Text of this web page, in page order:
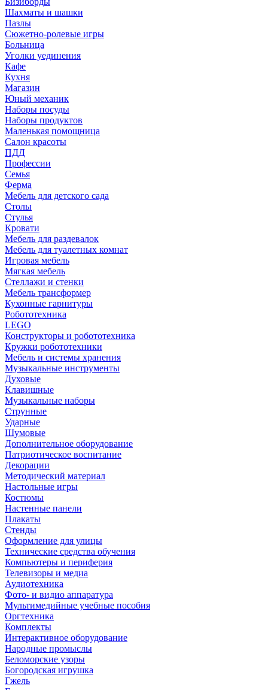
Шахматы и шашки
Пазлы
Сюжетно-ролевые игры
Больница
Уголки уединения
Кафе
Кухня
Магазин
Юный механик
Наборы посуды
Наборы продуктов
Маленькая помощница
Салон красоты
ПДД
Профессии
Семья
Ферма
Мебель для детского сада
Столы
Cтулья
Кровати
Мебель для раздевалок
Мебель для туалетных комнат
Игровая мебель
Мягкая мебель
Стеллажи и стенки
Мебель трансформер
Кухонные гарнитуры
Робототехника
LEGO
Конструкторы и робототехника
Кружки робототехники
Мебель и системы хранения
Музыкальные инструменты
Духовые
Клавишные
Музыкальные наборы
Струнные
Ударные
Шумовые
Дополнительное оборудование
Патриотическое воспитание
Декорации
Методический материал
Настольные игры
Костюмы
Настенные панели
Плакаты
Стенды
Оформление для улицы
Технические средства обучения
Компьютеры и периферия
Телевизоры и медиа
Аудиотехника
Фото- и видио аппаратура
Мультимедийные учебные пособия
Оргтехника
Комплекты
Интерактивное оборудование
Народные промыслы
Беломорские узоры
Богородская игрушка
Гжель